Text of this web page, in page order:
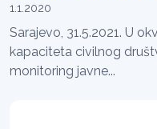
1.1.2020
Sarajevo, 31.5.2021. U
kapaciteta civilnog
monitoring javne...